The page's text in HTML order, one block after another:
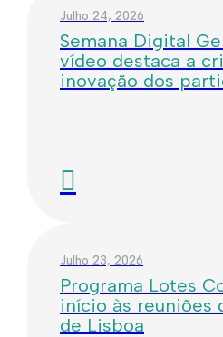
Julho 24, 2026
Semana Digital
vídeo destaca a
inovação dos
Julho 23, 2026
Programa Lotes
início às reuniões
de Lisboa